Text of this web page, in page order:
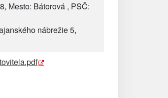
Mesto: Bátorová , PSČ:
nábrežie 5,